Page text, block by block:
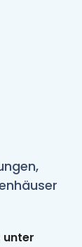
unter